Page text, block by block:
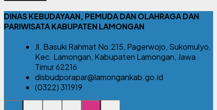
DINAS KEBUDAYAAN, PEMUDA DAN OLAHRAGA DAN
PARIWISATA KABUPATEN LAMONGAN
Jl. Basuki Rahmat No.215, Pagerwojo, Sukomulyo,
Kec. Lamongan, Kabupaten Lamongan, Jawa
Timur 62216
disbudporapar@lamongankab.go.id
(0322) 311919